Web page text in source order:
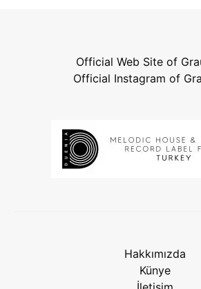
Official Web Site of
Official Instagram of
Hakkımızda
Künye